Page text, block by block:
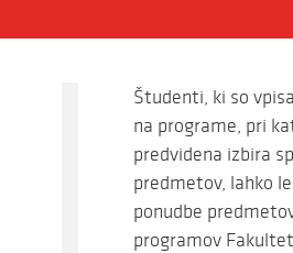
Študenti, ki so
na programe, pri
predvidena izbira
predmetov, lahko
ponudbe
programov